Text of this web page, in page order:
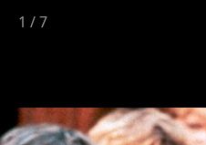
1 /7